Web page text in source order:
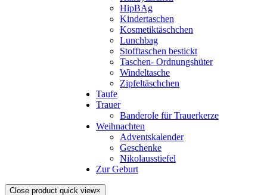
HipBAg
Kindertaschen
Kosmetiktäschchen
Lunchbag
Stofftaschen bestickt
Taschen- Ordnungshüter
Windeltasche
Zipfeltäschchen
Taufe
Trauer
Banderole für Trauerkerze
Weihnachten
Adventskalender
Geschenke
Nikolausstiefel
Zur Geburt
Close product quick view×